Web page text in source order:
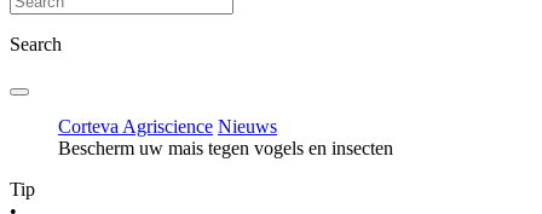
Search
Corteva Agriscience Nieuws
Bescherm uw mais tegen vogels en insecten
Tip